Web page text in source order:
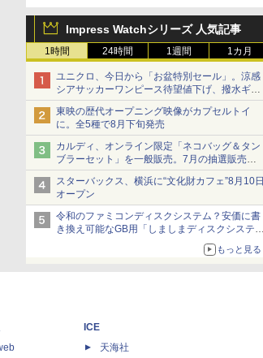
セール
Impress Watchシリーズ 人気記事
1時間 24時間 1週間 1カ月
ユニクロ、今日から「お盆特別セール」。涼感
シアサッカーワンピース待望値下げ、撥水ギア
ショーツは1990円に
東映の歴代オープニング映像がカプセルトイ
に。全5種で8月下旬発売
カルディ、オンライン限定「ネコバッグ＆タン
ブラーセット」を一般販売。7月の抽選販売の
当選無効分
スターバックス、横浜に“文化財カフェ”8月10日
オープン
令和のファミコンディスクシステム？安価に書
き換え可能なGB用「しましまディスクシステ
もっと見る
ICE
天海社